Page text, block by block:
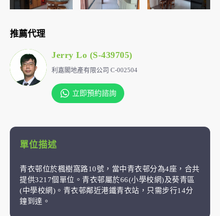
推薦代理
Jerry Lo (S-439705)
利嘉閣地產有限公司 C-002504
立即預約諮詢
單位描述
青衣邨位於楓樹窩路10號，當中青衣邨分為4座，合共
提供3217個單位。青衣邨屬於66(小學校網)及葵青區
(中學校網)。青衣邨鄰近港鐵青衣站，只需步行14分
鐘到達。